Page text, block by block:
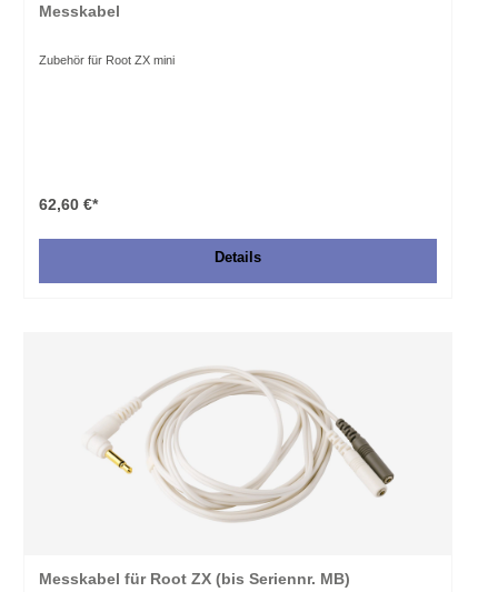
Messkabel
Zubehör für Root ZX mini
62,60 €*
Details
Messkabel für Root ZX (bis Seriennr. MB)